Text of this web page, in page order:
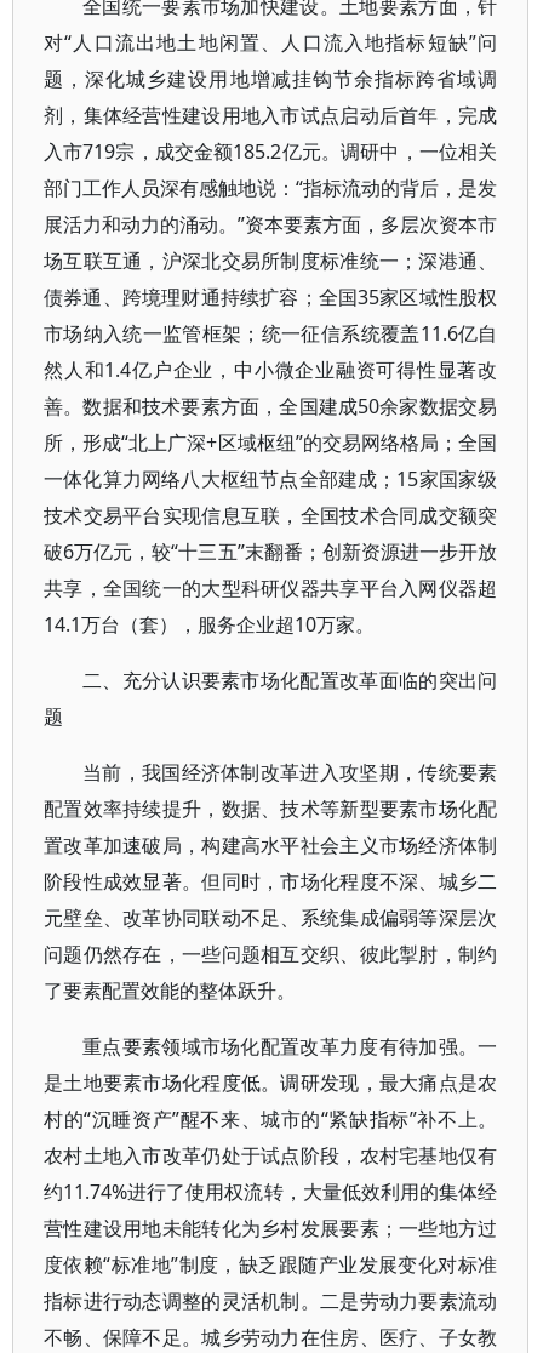
全国统一要素市场加快建设。土地要素方面，针
对“人口流出地土地闲置、人口流入地指标短缺”问
题，深化城乡建设用地增减挂钩节余指标跨省域调
剂，集体经营性建设用地入市试点启动后首年，完成
入市719宗，成交金额185.2亿元。调研中，一位相关
部门工作人员深有感触地说：“指标流动的背后，是发
展活力和动力的涌动。”资本要素方面，多层次资本市
场互联互通，沪深北交易所制度标准统一；深港通、
债券通、跨境理财通持续扩容；全国35家区域性股权
市场纳入统一监管框架；统一征信系统覆盖11.6亿自
然人和1.4亿户企业，中小微企业融资可得性显著改
善。数据和技术要素方面，全国建成50余家数据交易
所，形成“北上广深+区域枢纽”的交易网络格局；全国
一体化算力网络八大枢纽节点全部建成；15家国家级
技术交易平台实现信息互联，全国技术合同成交额突
破6万亿元，较“十三五”末翻番；创新资源进一步开放
共享，全国统一的大型科研仪器共享平台入网仪器超
14.1万台（套），服务企业超10万家。
二、充分认识要素市场化配置改革面临的突出问
题
当前，我国经济体制改革进入攻坚期，传统要素
配置效率持续提升，数据、技术等新型要素市场化配
置改革加速破局，构建高水平社会主义市场经济体制
阶段性成效显著。但同时，市场化程度不深、城乡二
元壁垒、改革协同联动不足、系统集成偏弱等深层次
问题仍然存在，一些问题相互交织、彼此掣肘，制约
了要素配置效能的整体跃升。
重点要素领域市场化配置改革力度有待加强。一
是土地要素市场化程度低。调研发现，最大痛点是农
村的“沉睡资产”醒不来、城市的“紧缺指标”补不上。
农村土地入市改革仍处于试点阶段，农村宅基地仅有
约11.74%进行了使用权流转，大量低效利用的集体经
营性建设用地未能转化为乡村发展要素；一些地方过
度依赖“标准地”制度，缺乏跟随产业发展变化对标准
指标进行动态调整的灵活机制。二是劳动力要素流动
不畅、保障不足。城乡劳动力在住房、医疗、子女教